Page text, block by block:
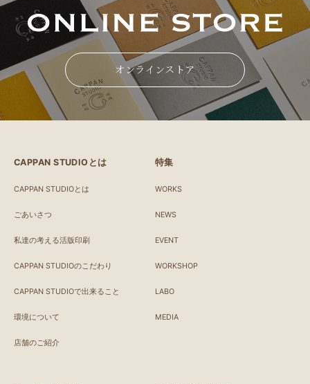
オンラインストア
CAPPAN STUDIOとは
CAPPAN STUDIOとは
ごあいさつ
私達の考える活版印刷
CAPPAN STUDIOのこだわり
CAPPAN STUDIOで出来ること
環境について
店舗のご紹介
特集
WORKS
NEWS
EVENT
WORKSHOP
LABO
MEDIA